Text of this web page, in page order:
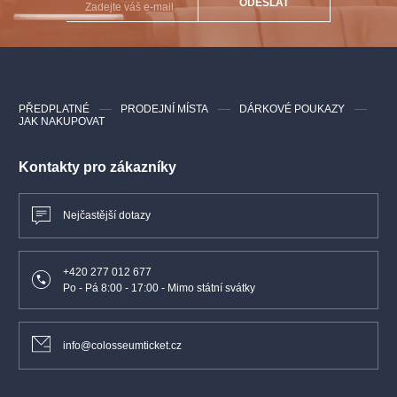
Choreografie- Otto Šanda
Sbormistr- Adolf Melichar
Kontakty pro zákazníky
Nejčastější dotazy
+420 277 012 677
Po - Pá 8:00 - 17:00 - Mimo státní svátky
info@colosseumticket.cz
PŘEDPLATNÉ PRODEJNÍ MÍSTA
DÁRKOVÉ POUKAZY
JAK NAKUPOVAT